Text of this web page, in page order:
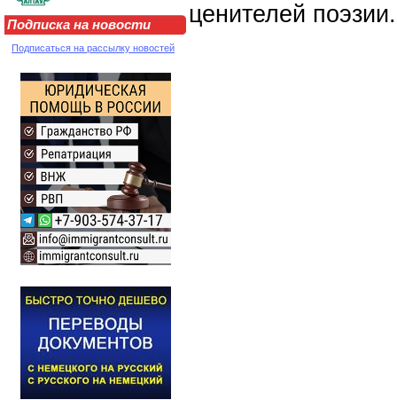
Подписка на новости
Подписаться на рассылку новостей
ценителей поэзии.